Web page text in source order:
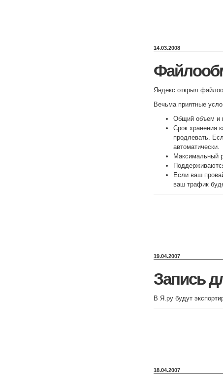
14.03.2008
Яндекс открыл
Вечьма приятные
Общий объем и
Срок хранения
продлевать.
автоматически.
Максимальный
Если ваш
ваш трафик
19.04.2007
Запись
В Я.ру будут
18.04.2007